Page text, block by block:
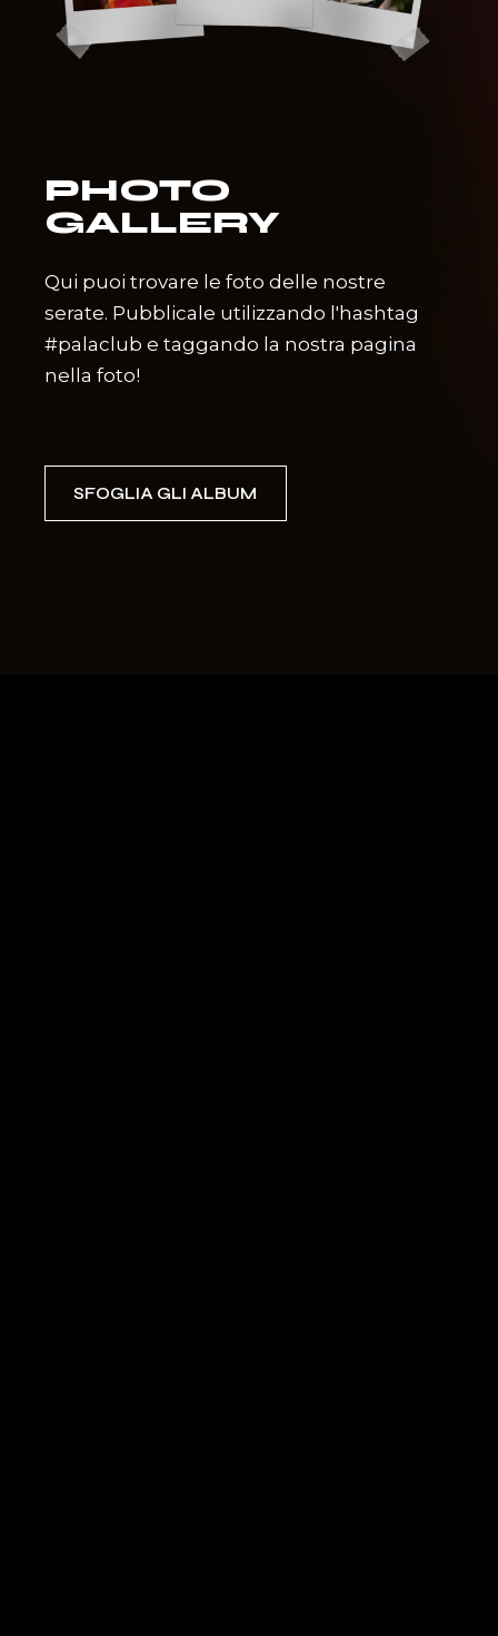
PHOTO
GALLERY
Qui puoi trovare le foto delle nostre
serate. Pubblicale utilizzando l'hashtag
#palaclub e taggando la nostra pagina
nella foto!
SFOGLIA GLI ALBUM